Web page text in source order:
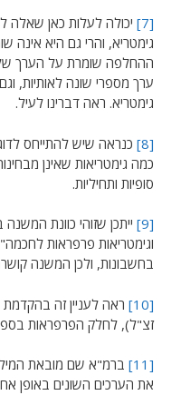
[7]
יכולה לעלות כאן
גימטריא, והרי גם היא
ההחלפה שומרת על הערך של
ערך מספרי שונה לאותיות, וגם
גימטריא. ראה דברינו לעיל.
[8]
כנראה שיש להתייחס
כמה גימטריאות שאינן
סופיות ותחיליות.
[9]
ייתכן שזוהי כוונת
וגימטריאות פרפראות
בחשבונות, ולכן המשנה
[10]
ראה לעניין זה
זצ"ל), לחלק הפרפראות
[11]
ברמ"א שם מובאת
את הערכים השונים באופן